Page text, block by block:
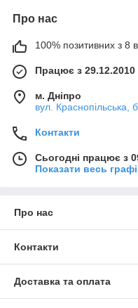
Про нас
100% позитивних з 8
Працює з 29.12.2010
м. Дніпро
вул. Краснопільська,
Контакти
Сьогодні працює з
Показати весь
Про нас
Контакти
Доставка та оплата